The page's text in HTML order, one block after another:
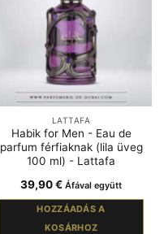
LATTAFA
Habik for Men - Eau de
parfum férfiaknak (lila üveg
100 ml) - Lattafa
39,90€ Áfával együtt
HOZZÁADÁS A
KOSÁRHOZ